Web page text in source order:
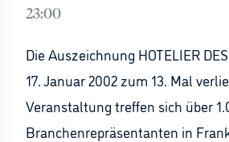
23:00
Die Auszeichnung HOTELIER
17. Januar 2002 zum 13. Mal
Veranstaltung treffen sich über
Branchenrepräsentanten in